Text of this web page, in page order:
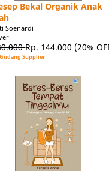
Bekal Organik Anak
Soenardi
Rp. 144.000 (20%
Supplier